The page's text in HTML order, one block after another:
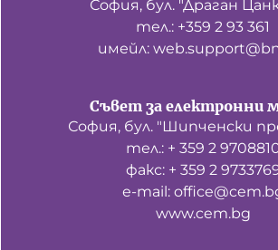
София, бул. "Драган
тел.: +359 2 93 361
имейл:
Съвет за електронни
София, бул. "Шипченски
тел.: + 359 2
факс: + 359 2
е-mail:
www.cem.bg